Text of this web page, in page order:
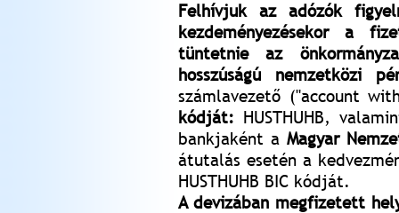
Felhívjuk az adózók
kezdeményezésekor a
tüntetnie az
hosszúságú nemzetközi
számlavezető ("account
kódját: HUSTHUHB,
bankjaként a Magyar
átutalás esetén a
HUSTHUHB BIC kódját.
A devizában megfizetett